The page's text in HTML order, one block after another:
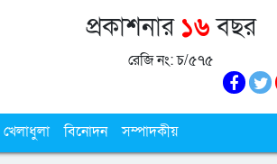
প্রকাশনার ১৬বছর
রেজি নং: চ/৫৭৫
খেলাধুলা বিনোদন সম্পাদকীয়